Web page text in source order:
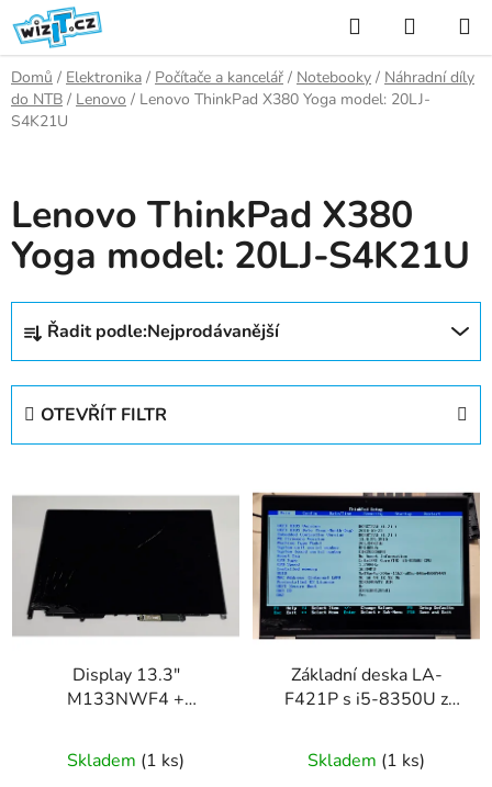
Přejít
na
obsah
Hledat
KOŠÍK
Domů / Elektronika / Počítače a kancelář / Notebooky / Náhradní díly
do NTB / Lenovo / Lenovo ThinkPad X380 Yoga model: 20LJ-
S4K21U
Lenovo ThinkPad X380
Yoga model: 20LJ-S4K21U
Ř
z
p
k
Řadit podle:Nejprodávanější
OTEVŘÍT FILTR
Display 13.3"
M133NWF4 +
Lenovo ThinkPad X380
Yoga
Skladem (1 ks)
Základní deska LA-
F421P s i5-8350U z
Yoga
Skladem (1 ks)